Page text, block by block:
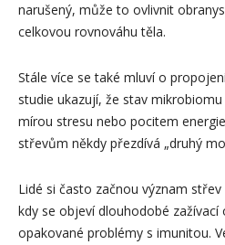
narušený, může to ovlivnit
celkovou rovnováhu těla.
Stále více se také mluví o
studie ukazují, že stav
mírou stresu nebo pocitem
střevům někdy přezdívá „druhý
Lidé si často začnou význam
kdy se objeví dlouhodobé zažívací
opakované problémy s imunitou.